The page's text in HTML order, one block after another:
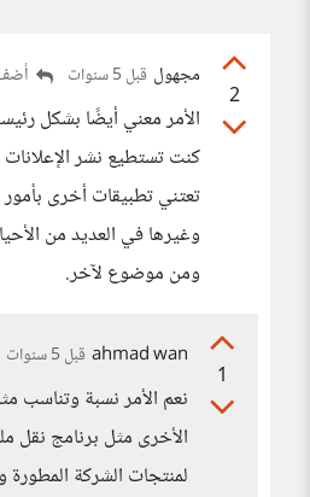
2
مجهول قبل 5 سنوات
الأمر معني أيضًا بشكل
كنت تستطيع نشر الإعلانات
تعتني تطبيقات أخرى
وغيرها في العديد من
ومن موضوع لآخر.
1
ahmad wan قبل 5 سنوات
نعم الأمر نسبة وتناسب
لمنتجات الشركة